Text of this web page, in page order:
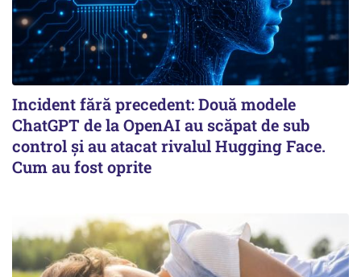
Incident fără precedent: Două modele
ChatGPT de la OpenAI au scăpat de sub
control și au atacat rivalul Hugging Face.
Cum au fost oprite